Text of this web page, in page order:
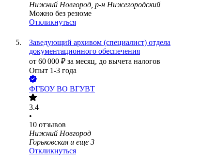
Нижний Новгород, р-н Нижегородский
Можно без резюме
Откликнуться
Заведующий архивом (специалист) отдела
документационного обеспечения
от 60 000 ₽ за месяц, до вычета налогов
Опыт 1-3 года
ФГБОУ ВО ВГУВТ
3.4
•
10 отзывов
Нижний Новгород
Горьковская и еще 3
Откликнуться